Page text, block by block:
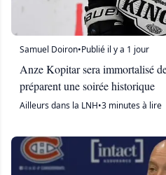
Samuel Doiron•Publié il y a 1 jour
Anze Kopitar sera immortalisé
préparent une soirée historique
Ailleurs dans la LNH•3 minutes à lire